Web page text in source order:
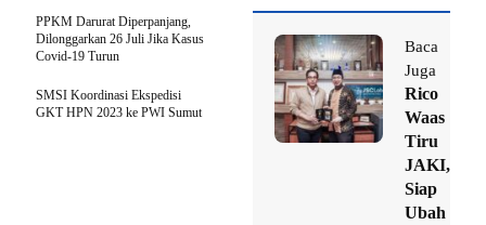
Baca
Juga
Rico
Waas
Tiru
JAKI,
Siap
Ubah
PPKM Darurat Diperpanjang,
Dilonggarkan 26 Juli Jika Kasus
Covid-19 Turun
SMSI Koordinasi Ekspedisi
GKT HPN 2023 ke PWI Sumut